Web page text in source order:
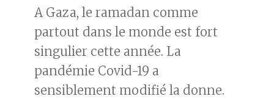
A Gaza, le ramadan comme
partout dans le monde est fort
singulier cette année. La
pandémie Covid-19 a
sensiblement modifié la donne.